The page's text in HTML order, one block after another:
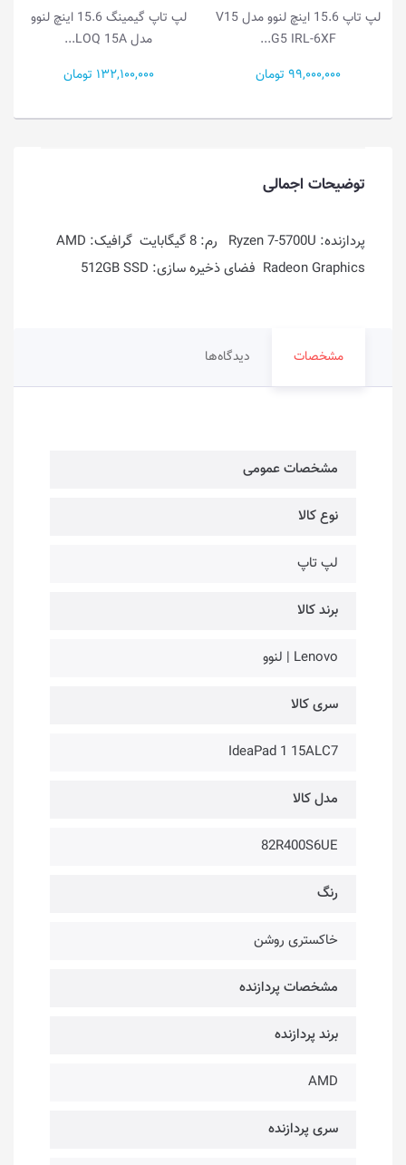
لپ تاپ 15.6 اینچ لنوو مدل V15
لپ تاپ گیمینگ 15.6 اینچ لنوو
مدل LOQ 15A...
132,100,000 تومان
لپ تاپ گیمینگ
مدل Legion...
386,500,000 تومان
توضیحات اجمالی
پردازنده: Ryzen 7-5700U رم: 8 گیگابایت گرافیک: AMD
Radeon Graphics فضای ذخیره سازی: 512GB SSD
مشخصات دیدگاه‌ها
مشخصات عمومی
نوع کالا
لپ تاپ
برند کالا
Lenovo | لنوو
سری کالا
IdeaPad 1 15ALC7
مدل کالا
82R400S6UE
رنگ
خاکستری روشن
مشخصات پردازنده
برند پردازنده
AMD
سری پردازنده